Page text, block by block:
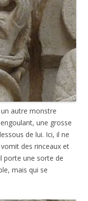
autre monstre
une grosse
de lui. Ici, il ne
des rinceaux et
porte une sorte de
mais qui se